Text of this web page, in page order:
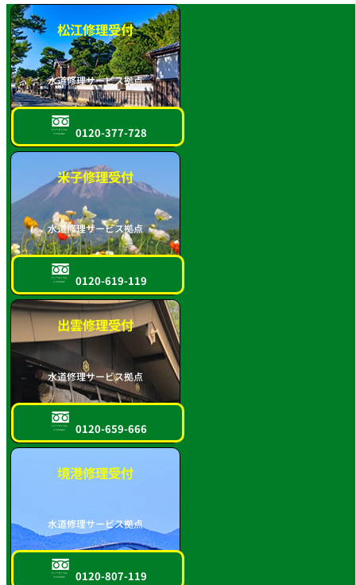
松江修理受付
水道修理サービス拠点
フリーダイヤル
スマホOK!! 0120-377-728
米子修理受付
水道修理サービス拠点
フリーダイヤル
スマホOK!! 0120-619-119
出雲修理受付
水道修理サービス拠点
フリーダイヤル
スマホOK!! 0120-659-666
境港修理受付
水道修理サービス拠点
フリーダイヤル
スマホOK!! 0120-807-119